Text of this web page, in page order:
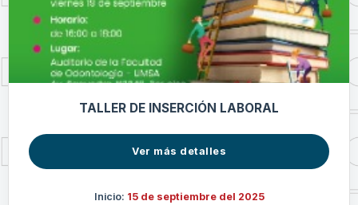
TALLER DE INSERCIÓN LABORAL
Ver más detalles
Inicio: 15 de septiembre del 2025